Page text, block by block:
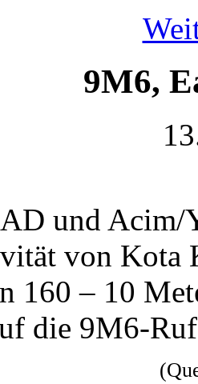
9M6,
und Acim/
von Kota
160 – 10
die 9M6-